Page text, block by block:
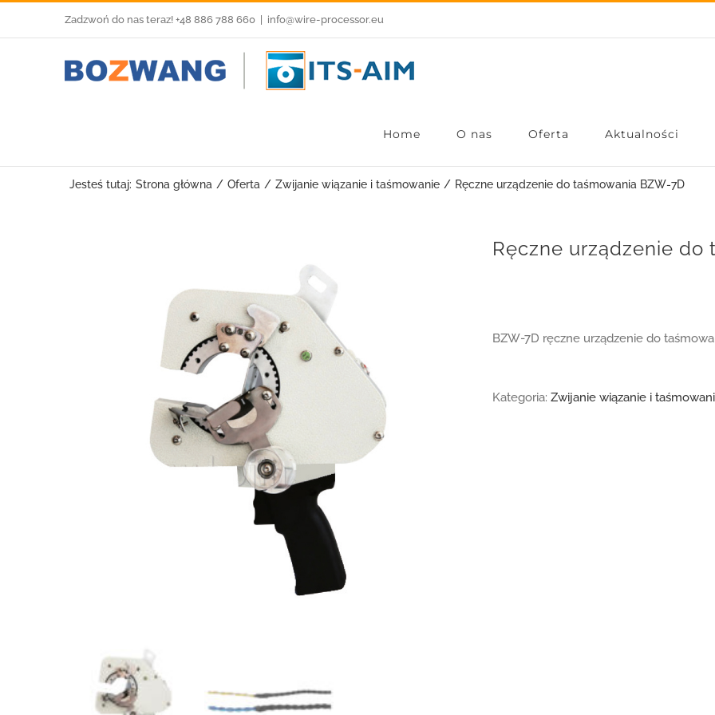
do
Zadzwoń do nas teraz! +48 886 788 660 info@wire-processor.eu
Home O nas Oferta Aktualności
Jesteś tutaj: Strona główna Oferta Zwijanie wiązanie i taśmowanie Ręczne urządzenie do taśmowania BZW-7D
Ręczne urządzenie do
BZW-7D ręczne urządzenie do
Kategoria: Zwijanie wiązanie i